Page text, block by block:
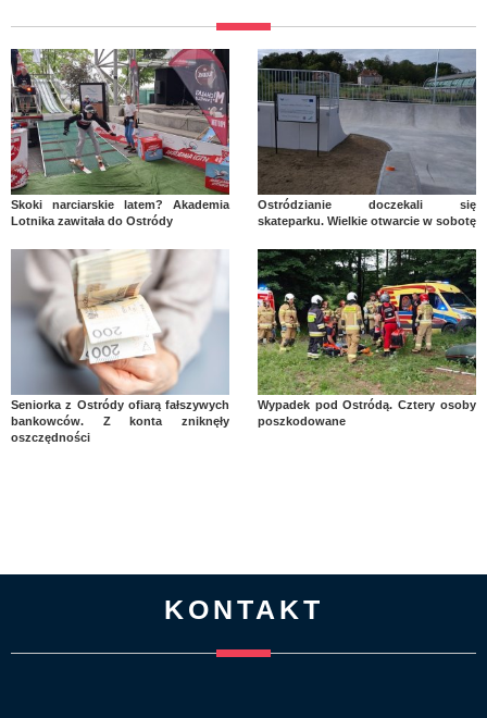
Skoki narciarskie latem? Akademia
Lotnika zawitała do Ostródy
Ostródzianie doczekali się
skateparku. Wielkie otwarcie w sobotę
Seniorka z Ostródy ofiarą fałszywych
bankowców. Z konta zniknęły
oszczędności
Wypadek pod Ostródą. Cztery osoby
poszkodowane
KONTAKT